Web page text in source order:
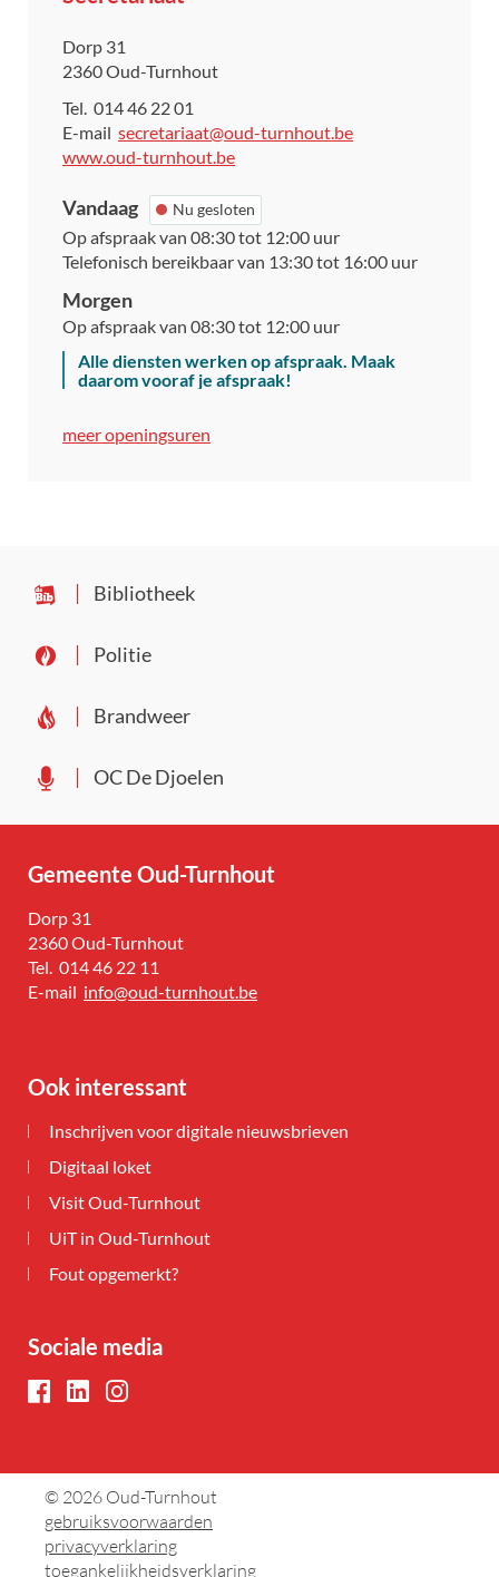
Adres
Dorp 31
,2360Oud-Turnhout
Tel. 014 46 22 01
E-
mail
secretariaat@oud-turnhout.be
Website
www.oud-turnhout.be
Vandaag Nu gesloten
Op afspraak van 08:30tot 12:00 uur
Telefonisch bereikbaar van 13:30tot 16:00 uur
Morgen
Op afspraak van 08:30tot 12:00 uur
Alle diensten werken op afspraak. Maak
daarom vooraf je afspraak!
meer openingsuren
Bibliotheek
Politie
Brandweer
OC De Djoelen
Gemeente Oud-Turnhout
Adres
Dorp 31
,2360Oud-Turnhout
Tel. 014 46 22 11
E-
info@oud-turnhout.be
Ook interessant
Inschrijven voor digitale nieuwsbrieven
Digitaal loket
Visit Oud-Turnhout
UiT in Oud-Turnhout
Fout opgemerkt?
Sociale media
© 2026 Oud-Turnhout
gebruiksvoorwaarden
privacyverklaring
toegankelijkheidsverklaring